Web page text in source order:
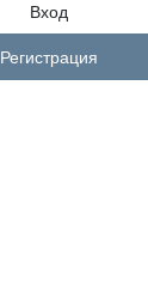
Вход
Регистрация